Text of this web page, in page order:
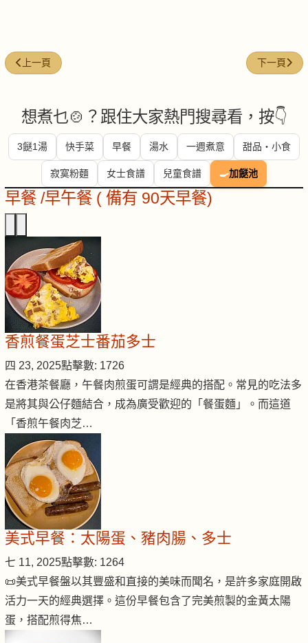
上一篇文章: 煮粥秘訣：五招煮出香濃滑嫩好粥
上一頁 下一篇文章
下一頁
想煮乜🍲？跟住大家熱門搜尋看，按👇
3餸1湯 快手菜 早餐 湯水 一週煮意 甜品・小食
寂寞粉麵 女士食譜 兒童食譜 🍳加餸池
早餐 /早午餐 ( 備有 90天早餐)
香煎餐蛋芝士番茄多士
四 23, 2025點擊數: 1726
在香港茶餐廳，午餐肉煎蛋可謂是經典的搭配。常見的吃法多
是將其與公仔麵結合，成為廣受歡迎的「餐蛋麵」。而這道
「香煎午餐肉芝…
美式早餐：太陽蛋、豬肉腸、多士
七 11, 2025點擊數: 1264
📜美式早餐盤以其豐盛和直接的美味而聞名，是許多家庭開啟
活力一天的經典選擇。這份早餐包含了完美煎製的金黃太陽
蛋，搭配煎得焦…